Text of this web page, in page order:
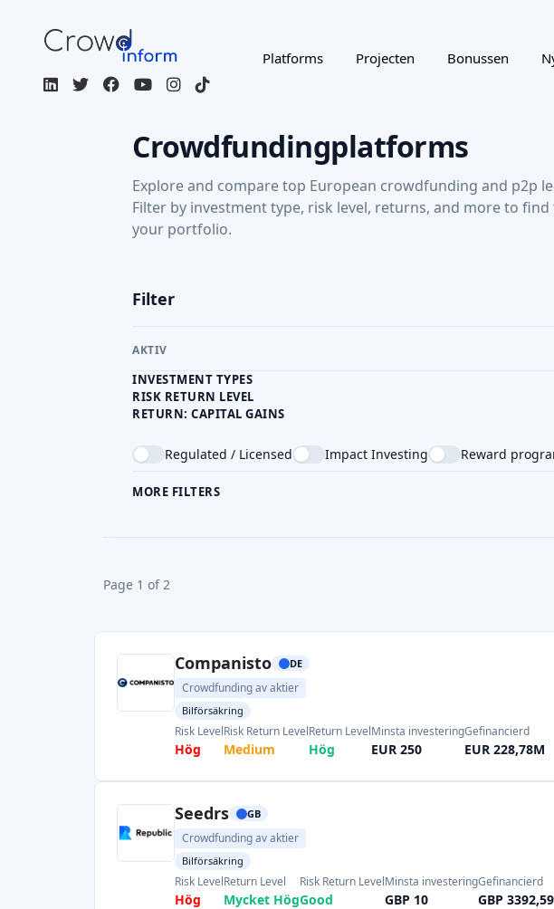
Platforms Projecten Bonussen
Crowdfundingplatforms
Explore and compare top European crowdfunding and p2p
Filter by investment type, risk level, returns, and more to
your portfolio.
Filter
AKTIV
INVESTMENT TYPES
RISK RETURN LEVEL
RETURN: CAPITAL GAINS
Regulated / Licensed Impact Investing Reward
MORE FILTERS
Page 1 of 2
Companisto DE
Crowdfunding av aktier
Bilförsäkring
Risk Level
Hög
Risk Return Level
Medium
Return Level
Hög
Minsta investering
EUR 250
Gefinancierd
EUR 228,78M
Seedrs GB
Crowdfunding av aktier
Bilförsäkring
Risk Level
Hög
Return Level
Mycket Hög
Risk Return Level
Good
Minsta investering
GBP 10
Gefinancierd
GBP